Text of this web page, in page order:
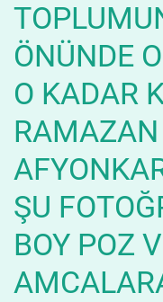
ÖNÜNDE
O KADAR
ŞU
BOY POZ